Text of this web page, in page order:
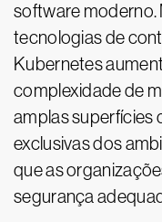
software moderno.
tecnologias de
Kubernetes
complexidade de
amplas superfícies
exclusivas dos
que as
segurança